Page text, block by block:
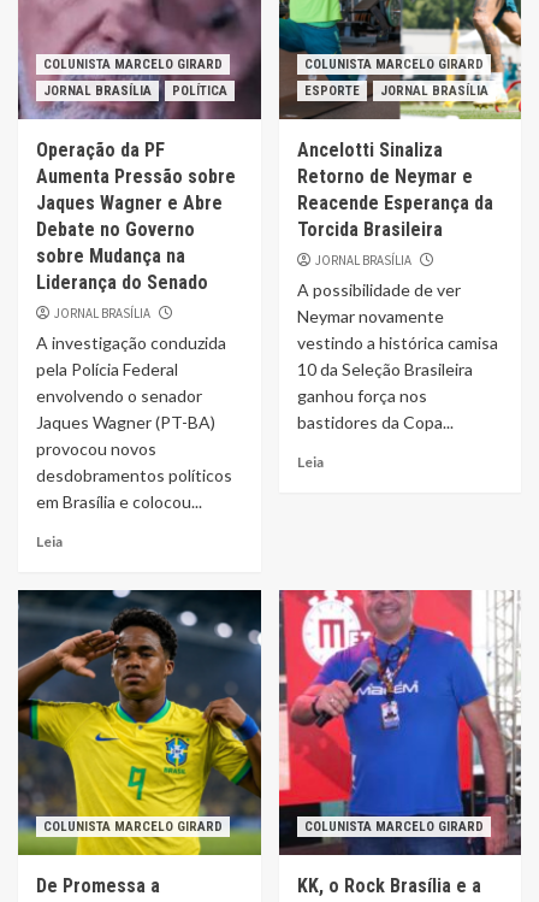
COLUNISTA MARCELO GIRARD
JORNAL BRASÍLIA
POLÍTICA
Operação da PF
Aumenta Pressão sobre
Jaques Wagner e Abre
Debate no Governo
sobre Mudança na
Liderança do Senado
JORNAL BRASÍLIA
A investigação conduzida
pela Polícia Federal
envolvendo o senador
Jaques Wagner (PT-BA)
provocou novos
desdobramentos políticos
em Brasília e colocou...
Leia
COLUNISTA MARCELO GIRARD
ESPORTE
JORNAL BRASÍLIA
Ancelotti Sinaliza
Retorno de Neymar e
Reacende Esperança da
Torcida Brasileira
JORNAL BRASÍLIA
A possibilidade de ver
Neymar novamente
vestindo a histórica camisa
10 da Seleção Brasileira
ganhou força nos
bastidores da Copa...
Leia
COLUNISTA MARCELO GIRARD
De Promessa a
COLUNISTA MARCELO GIRARD
KK, o Rock Brasília e a